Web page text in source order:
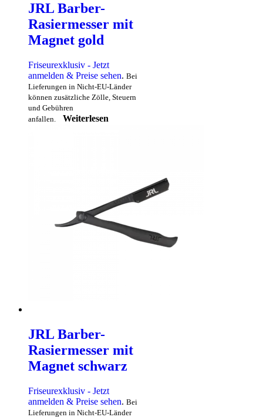
JRL Barber-
Rasiermesser mit
Magnet gold
Friseurexklusiv - Jetzt
anmelden & Preise sehen. Bei
Lieferungen in Nicht-EU-Länder
können zusätzliche Zölle, Steuern
und Gebühren
anfallen.
Weiterlesen
JRL Barber-
Rasiermesser mit
Magnet schwarz
Friseurexklusiv - Jetzt
anmelden & Preise sehen. Bei
Lieferungen in Nicht-EU-Länder